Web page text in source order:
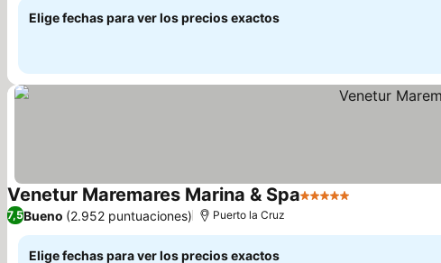
Elige fechas para ver los precios exactos
Venetur Maremares Marina & Spa5 Estrellas
7,5Bueno (2.952 puntuaciones) Puerto la Cruz
Elige fechas para ver los precios exactos